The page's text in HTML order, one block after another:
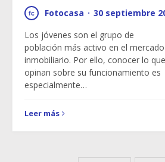
Fotocasa · 30 septiembre
Los jóvenes son el grupo de
población más activo en el mercado
inmobiliario. Por ello, conocer lo que
opinan sobre su funcionamiento es
especialmente…
Leer más